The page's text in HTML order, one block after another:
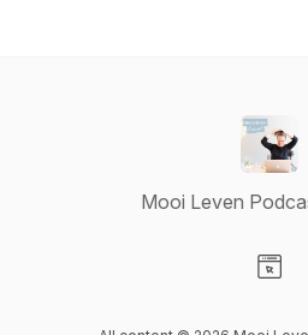
Mooi Leven